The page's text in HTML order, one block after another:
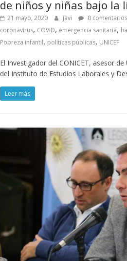
de niños y niñas bajo la
21 mayo, 2020 javi 0 comentarios
coronavirus, COVID, emergencia sanitaria,
Pobreza infantil, políticas públicas, UNICEF
El Investigador del CONICET, asesor
del Instituto de Estudios Laborales y
Leer más